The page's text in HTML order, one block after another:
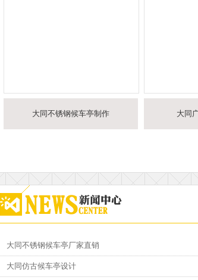
大同不锈钢候车亭制作 大同
大同不锈钢候车亭厂家直销
14:02:25
大同仿古候车亭设计